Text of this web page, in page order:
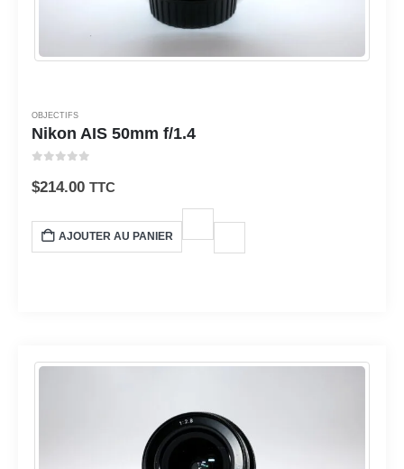
OBJECTIFS
Nikon AIS 50mm f/1.4
$214.00 TTC
AJOUTER AU PANIER